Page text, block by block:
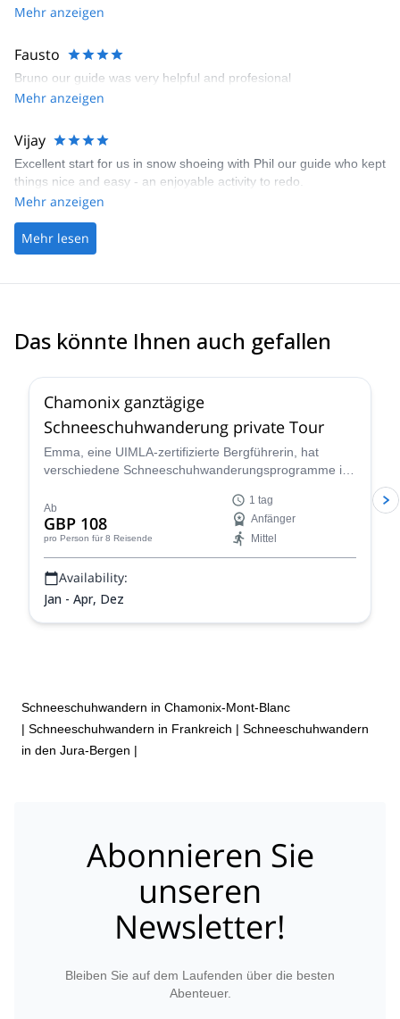
laughed a lot. Thank you Cloud 9!
Mehr anzeigen
Fausto
Bruno our guide was very helpful and profesional
Mehr anzeigen
Vijay
Excellent start for us in snow shoeing with Phil our guide who kept
things nice and easy - an enjoyable activity to redo.
Mehr anzeigen
Mehr lesen
Das könnte Ihnen auch gefallen5.0
Chamonix ganztägige
Schneeschuhwanderung private Tour
Emma, eine UIMLA-zertifizierte Bergführerin, hat
verschiedene Schneeschuhwanderungsprogramme in
körperlichen Bedingungen geeignet sind. Genießen Sie
eine ganztägige Tour durch atemberaubende
Landschaften!
Ab
GBP 108
pro Person für 8 Reisende
1 tag
Anfänger
Mittel
Availability:
Jan - Apr, Dez
Schneeschuhwandern in Chamonix-Mont-Blanc
| Schneeschuhwandern in Frankreich | Schneeschuhwandern
in den Jura-Bergen |
Abonnieren Sie
unseren
Newsletter!
Bleiben Sie auf dem Laufenden über die besten
Abenteuer.